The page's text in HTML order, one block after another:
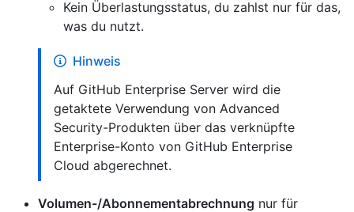
Kein Überlastungsstatus, du zahlst nur für das,
was du nutzt.
Hinweis
Auf GitHub Enterprise Server wird die
getaktete Verwendung von Advanced
Security-Produkten über das verknüpfte
Enterprise-Konto von GitHub Enterprise
Cloud abgerechnet.
Volumen-/Abonnementabrechnung nur für